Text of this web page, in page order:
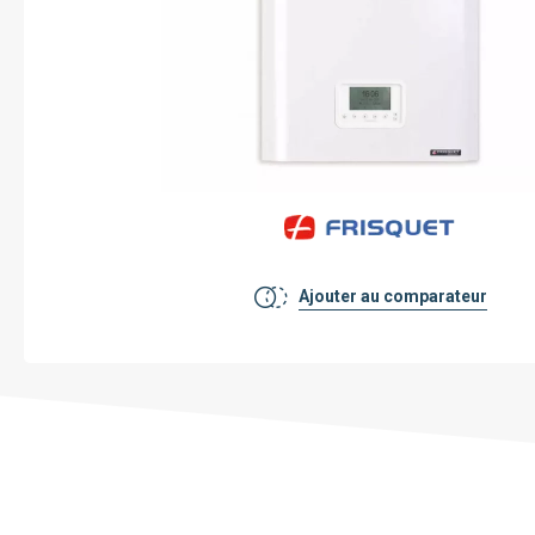
Pourquoi faire installer sa pompe à
Ajouter au comparateur